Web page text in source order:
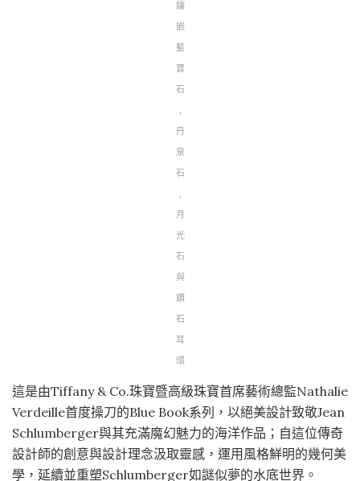
鑲
嵌
藍
寶
石
,
丹
泉
石
,
月
光
石
與
鑽
石
耳
環
這是由Tiffany & Co.珠寶暨高級珠寶首席藝術總監Nathalie
Verdeille首度操刀的Blue Book系列，以絕美設計致敬Jean
Schlumberger與其充滿魔幻魅力的海洋作品；自這位傳奇
設計師的創意與設計理念汲取靈感，運用風格鮮明的幾何美
學，延續並重塑Schlumberger如謎似夢的水底世界。